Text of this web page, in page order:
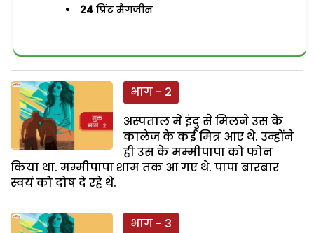
24 प्रिंट मैगजीन
भाग - 2
अस्पताल में इंदु से मिलने उस के
कालेज के कई मित्र आए थे. उन्होंने
ही उस के मम्मीपापा को फोन
किया था. मम्मीपापा शाम तक आ गए थे. पापा बारबार
स्वयं को दोष दे रहे थे.
भाग - 3